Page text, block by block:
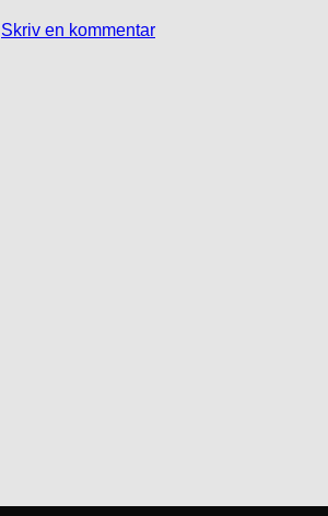
Skriv en kommentar